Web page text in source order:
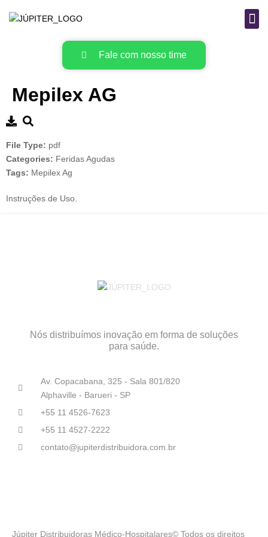
Fale com nosso time
Mepilex AG
Instruções de Uso.
File Type: pdf
Categories: Feridas Agudas
Tags: Mepilex Ag
Nós distribuímos inovação em forma de soluções
para saúde.
Av. Copacabana, 325 - Sala 801/820
Alphaville - Barueri - SP
+55 11 4526-7623
+55 11 4527-2222
contato@jupiterdistribuidora.com.br
Júpiter Distribuidoras Médico-Hospitalares© Todos os direitos